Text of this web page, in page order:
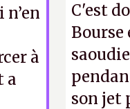
à
a
C'est
Bourse
son jet